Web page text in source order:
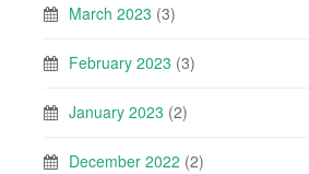
March 2023 (3)
February 2023 (3)
January 2023 (2)
December 2022 (2)